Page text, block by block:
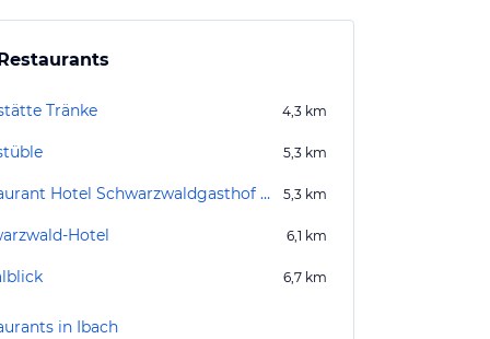
Tränke 4,3 km
5,3 km
Restaurant Hotel Schwarzwaldgasthof Rößle 5,3 km
Hotel 6,1 km
6,7 km
in Ibach